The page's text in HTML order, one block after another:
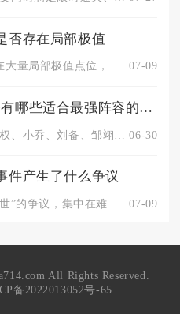
否存在局部极值
地下城堡2的乙太分布客观存在大量局部极值点位，乙太的基础掉落... 07-09
少年三国志零孙尚香有哪些适合最强阵容的武将
06-30
件产生了什么争议
07-09
All Rights Reserved.
备2022013052号-65